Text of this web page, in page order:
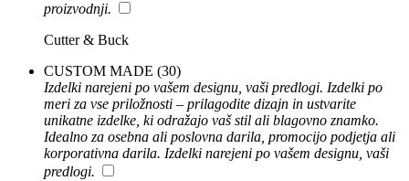
proizvodnji.
Cutter & Buck
CUSTOM MADE (30)
Izdelki narejeni po vašem designu, vaši predlogi. Izdelki po
meri za vse priložnosti – prilagodite dizajn in ustvarite
unikatne izdelke, ki odražajo vaš stil ali blagovno znamko.
Idealno za osebna ali poslovna darila, promocijo podjetja ali
korporativna darila. Izdelki narejeni po vašem designu, vaši
predlogi.